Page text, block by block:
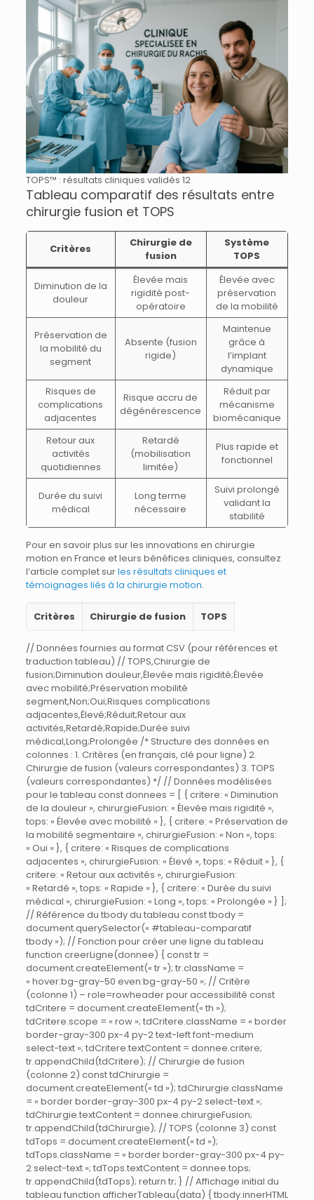
TOPS™ : résultats cliniques validés 12
Tableau comparatif des résultats entre
chirurgie fusion et TOPS
Critères
Chirurgie de
fusion
Système
TOPS
Diminution de la
douleur
Élevée mais
rigidité post-
opératoire
Élevée avec
préservation
de la mobilité
Préservation de
la mobilité du
segment
Absente (fusion
rigide)
Maintenue
grâce à
l’implant
dynamique
Risques de
complications
adjacentes
Risque accru de
dégénérescence
Réduit par
mécanisme
biomécanique
Retour aux
activités
quotidiennes
Retardé
(mobilisation
limitée)
Plus rapide et
fonctionnel
Durée du suivi
médical
Long terme
nécessaire
Suivi prolongé
validant la
stabilité
Pour en savoir plus sur les innovations en chirurgie
motion en France et leurs bénéfices cliniques, consultez
l’article complet surles résultats cliniques et
témoignages liés à la chirurgie motion.
Critères Chirurgie de fusion TOPS
// Données fournies au format CSV (pour références et
traduction tableau) // TOPS,Chirurgie de
fusion;Diminution douleur,Élevée mais rigidité;Élevée
avec mobilité;Préservation mobilité
segment,Non;Oui;Risques complications
adjacentes,Élevé;Réduit;Retour aux
activités,Retardé;Rapide;Durée suivi
médical,Long;Prolongée /* Structure des données en
colonnes : 1. Critères (en français, clé pour ligne) 2.
Chirurgie de fusion (valeurs correspondantes) 3. TOPS
(valeurs correspondantes) */ // Données modélisées
pour le tableau const donnees = [ { critere: « Diminution
de la douleur », chirurgieFusion: « Élevée mais rigidité »,
tops: « Élevée avec mobilité » }, { critere: « Préservation de
la mobilité segmentaire », chirurgieFusion: « Non », tops:
« Oui » }, { critere: « Risques de complications
adjacentes », chirurgieFusion: « Élevé », tops: « Réduit » }, {
critere: « Retour aux activités », chirurgieFusion:
« Retardé », tops: « Rapide » }, { critere: « Durée du suivi
médical », chirurgieFusion: « Long », tops: « Prolongée » } ];
// Référence du tbody du tableau const tbody =
document.querySelector(« #tableau-comparatif
tbody »); // Fonction pour créer une ligne du tableau
function creerLigne(donnee) { const tr =
document.createElement(« tr »); tr.className =
« hover:bg-gray-50 even:bg-gray-50 »; // Critère
(colonne 1) – role=rowheader pour accessibilité const
tdCritere = document.createElement(« th »);
tdCritere.scope = « row »; tdCritere.className = « border
border-gray-300 px-4 py-2 text-left font-medium
select-text »; tdCritere.textContent = donnee.critere;
tr.appendChild(tdCritere); // Chirurgie de fusion
(colonne 2) const tdChirurgie =
document.createElement(« td »); tdChirurgie.className
= « border border-gray-300 px-4 py-2 select-text »;
tdChirurgie.textContent = donnee.chirurgieFusion;
tr.appendChild(tdChirurgie); // TOPS (colonne 3) const
tdTops = document.createElement(« td »);
tdTops.className = « border border-gray-300 px-4 py-
2 select-text »; tdTops.textContent = donnee.tops;
tr.appendChild(tdTops); return tr; } // Affichage initial du
tableau function afficherTableau(data) { tbody.innerHTML